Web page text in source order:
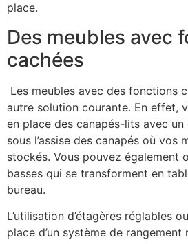
place.
Des meubles avec
cachées
Les meubles avec des fonctions
autre solution courante. En effet,
en place des canapés-lits avec
sous l’assise des canapés où vos
stockés. Vous pouvez également
basses qui se transforment en
bureau.
L’utilisation d’étagères réglables
place d’un système de